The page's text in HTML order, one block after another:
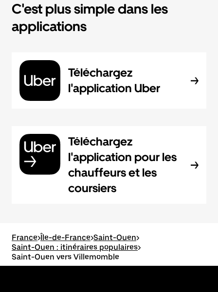
C'est plus simple dans les
applications
Téléchargez
l'application Uber
Téléchargez
l'application pour les
chauffeurs et les
coursiers
France>Île-de-France>Saint-Ouen>
Saint-Ouen : itinéraires populaires>
Saint-Ouen vers Villemomble